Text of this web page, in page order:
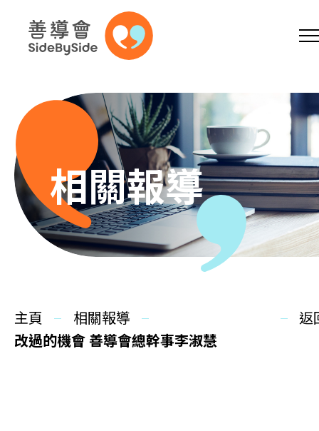
跳到內容（按回車鍵）
A A A EN
主頁
同你講故事
相關報導
主頁
相關報導
改過的機會 善導會總幹事李淑慧
返